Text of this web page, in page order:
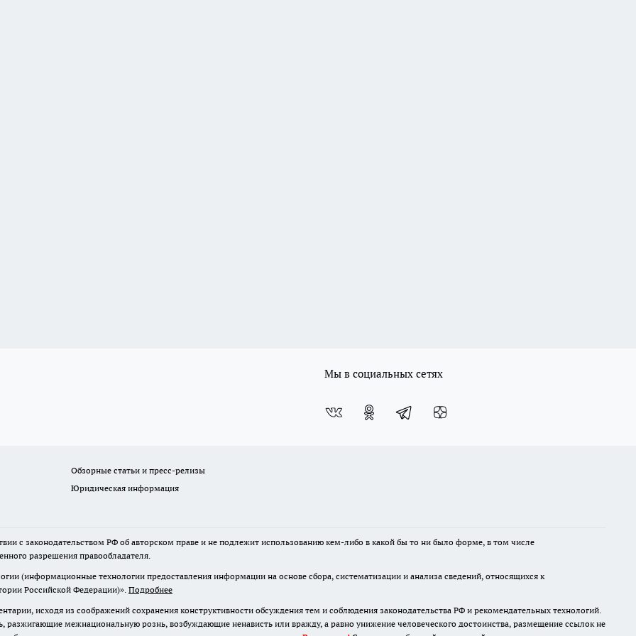
Мы в социальных сетях
Обзорные статьи и пресс-релизы
Юридическая информация
с законодательством РФ об авторском праве и не подлежит использованию кем-либо в какой бы то ни было форме, в том числе
разрешения правообладателя.
(информационные технологии предоставления информации на основе сбора, систематизации и анализа сведений, относящихся к
Российской Федерации)». Подробнее
исходя из соображений сохранения конструктивности обсуждения тем и соблюдения законодательства РФ и рекомендательных технологий.
межнациональную рознь, возбуждающие ненависть или вражду, а равно унижение человеческого достоинства, размещение ссылок не